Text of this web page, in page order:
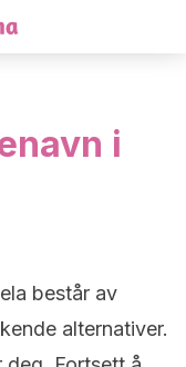
i
består av
alternativer.